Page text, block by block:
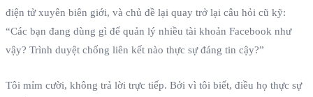
điện tử xuyên biên giới, và chủ đề lại quay trở lại câu hỏi cũ kỹ:
“Các bạn đang dùng gì để quản lý nhiều tài khoản Facebook như
vậy? Trình duyệt chống liên kết nào thực sự đáng tin cậy?”
Tôi mỉm cười, không trả lời trực tiếp. Bởi vì tôi biết, điều họ thực sự